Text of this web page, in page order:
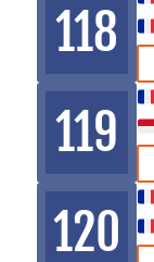
118
119
120